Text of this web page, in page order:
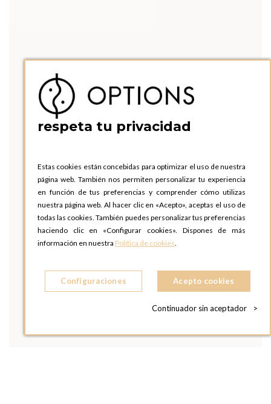
respeta tu privacidad
Estas cookies están concebidas para optimizar el uso de nuestra
página web. También nos permiten personalizar tu experiencia
en función de tus preferencias y comprender cómo utilizas
nuestra página web. Al hacer clic en «Acepto», aceptas el uso de
todas las cookies. También puedes personalizar tus preferencias
haciendo clic en «Configurar cookies». Dispones de más
información en nuestra Política de cookies.
Configuraciones Acepto cookies
Continuador sin aceptador >